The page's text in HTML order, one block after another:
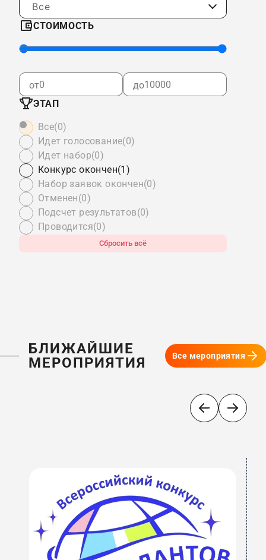
Все
СТОИМОСТЬ
от
до
ЭТАП
Все(0)
Идет голосование(0)
Идет набор(0)
Конкурс окончен(1)
Набор заявок окончен(0)
Отменен(0)
Подсчет результатов(0)
Проводится(0)
Сбросить всё
БЛИЖАЙШИЕ
МЕРОПРИЯТИЯ
Все мероприятия